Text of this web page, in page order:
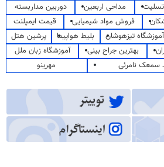
مداحی اربعین
دوربین مداربسته
فروش مواد شیمیایی
قیمت ایمپلنت
آموزشگاه تیزهوشان بلیط هواپیما
پرشین هتل
بهترین جراح بینی
آموزشگاه زبان ملل
سمعک نامرئی
مهرینو